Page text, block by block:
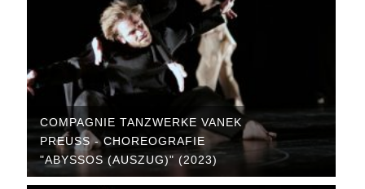
COMPAGNIE TANZWERKE VANEK
PREUSS - CHOREOGRAFIE "
ABYSSOS (AUSZUG)" (2023)